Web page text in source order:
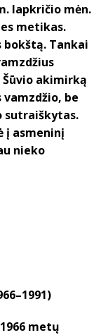
lapkričio mėn.
metikas.
bokštą. Tankai
akimirką
be
sutraiškytas.
į asmeninį
nieko
metų